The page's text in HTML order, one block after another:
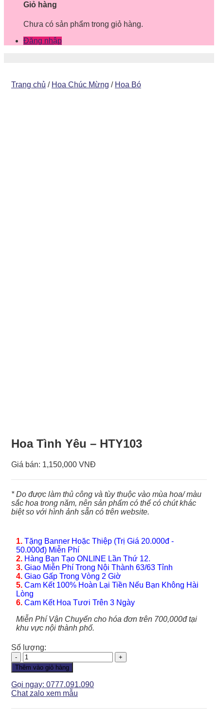
Giỏ hàng
Chưa có sản phẩm trong giỏ hàng.
Đăng nhập
Trang chủ / Hoa Chúc Mừng / Hoa Bó
Hoa Tình Yêu – HTY103
Giá bán: 1,150,000 VNĐ
* Do được làm thủ công và tùy thuộc vào mùa hoa/ màu
sắc hoa trong năm, nên sản phẩm có thể có chút khác
biệt so với hình ảnh sẵn có trên website.
1. Tặng Banner Hoặc Thiệp (Trị Giá 20.000đ -
50.000đ) Miễn Phí
2. Hàng Bạn Tạo ONLINE Lần Thứ 12.
3. Giao Miễn Phí Trong Nội Thành 63/63 Tỉnh
4. Giao Gấp Trong Vòng 2 Giờ
5. Cam Kết 100% Hoàn Lại Tiền Nếu Bạn Không Hài
Lòng
6. Cam Kết Hoa Tươi Trên 3 Ngày
Miễn Phí Vận Chuyển cho hóa đơn trên 700,000đ tại
khu vực nội thành phố.
Số lượng:
Hoa
Tình
Yêu
-
HTY103
số
lượng
Thêm vào giỏ hàng
Gọi ngay: 0777.091.090
Chat zalo xem mẫu